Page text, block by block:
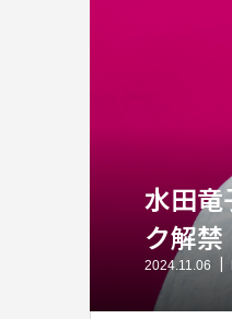
水田竜
ク解禁
2024.11.06